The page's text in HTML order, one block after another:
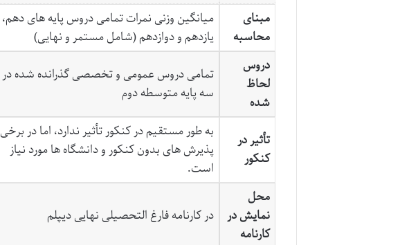
مبنای
محاسبه
میانگین وزنی نمرات تمامی دروس پایه های دهم،
یازدهم و دوازدهم (شامل مستمر و نهایی)
دروس
لحاظ
شده
تمامی دروس عمومی و تخصصی گذرانده شده در
سه پایه متوسطه دوم
تأثیر در
کنکور
به طور مستقیم در کنکور تأثیر ندارد، اما در برخی
پذیرش های بدون کنکور و دانشگاه ها مورد نیاز
است.
محل
نمایش در
کارنامه
در کارنامه فارغ التحصیلی نهایی دیپلم